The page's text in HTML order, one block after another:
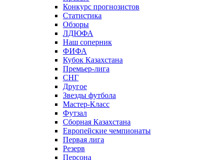
Конкурс прогнозистов
Статистика
Обзоры
ЛДЮФА
Наш соперник
ФИФА
Кубок Казахстана
Премьер-лига
СНГ
Другое
Звезды футбола
Мастер-Класс
Футзал
Сборная Казахстана
Европейские чемпионаты
Первая лига
Резерв
Персона